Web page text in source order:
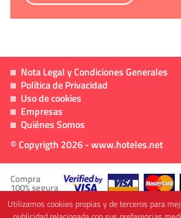
Nota Legal y Condiciones Generales
Política de Privacidad
Uso de cookies
Empresas
Quiénes Somos
© Copyrigth 2026 - www.hoteles.net
Compra
100% segura
Utilizamos cookies propias y de terceros para